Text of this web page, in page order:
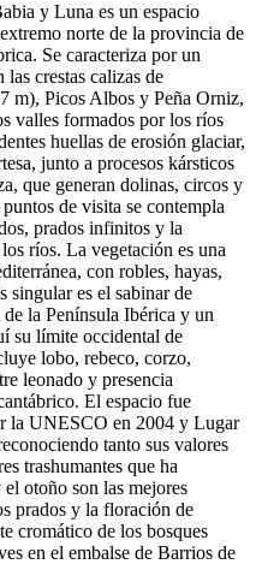
y Luna es un espacio
norte de la provincia de
Se caracteriza por un
las crestas calizas de
m), Picos Albos y Peña Orniz,
valles formados por los ríos
huellas de erosión glaciar,
junto a procesos kársticos
que generan dolinas, circos y
de visita se contempla
prados infinitos y la
ríos. La vegetación es una
con robles, hayas,
singular es el sabinar de
la Península Ibérica y un
su límite occidental de
lobo, rebeco, corzo,
leonado y presencia
El espacio fue
la UNESCO en 2004 y Lugar
tanto sus valores
trashumantes que ha
otoño son las mejores
prados y la floración de
cromático de los bosques
en el embalse de Barrios de